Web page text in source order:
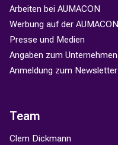
Arbeiten bei AUMACON
Werbung auf der AUMACON
Presse und Medien
Angaben zum Unternehmen
Anmeldung zum Newsletter
Team
Clem Dickmann